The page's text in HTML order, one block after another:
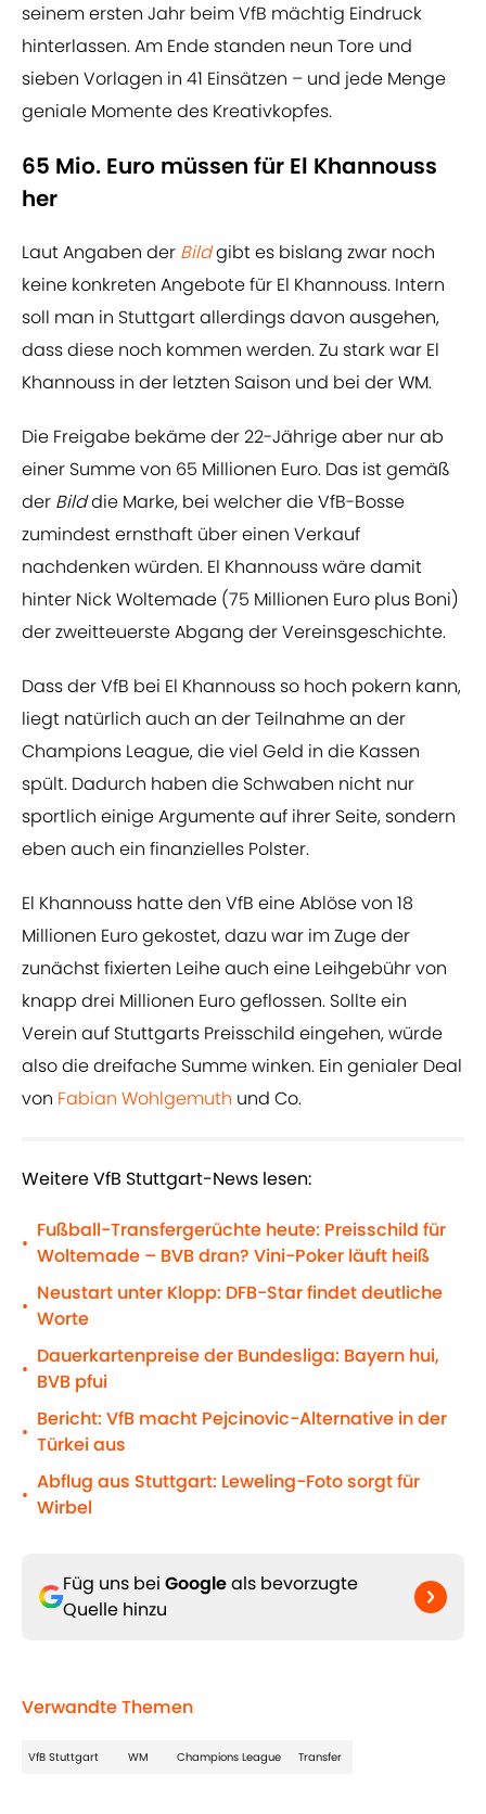
seinem ersten Jahr beim VfB mächtig Eindruck
hinterlassen. Am Ende standen neun Tore und
sieben Vorlagen in 41 Einsätzen – und jede Menge
geniale Momente des Kreativkopfes.
65 Mio. Euro müssen für El Khannouss
her
Laut Angaben der Bildgibt es bislang zwar noch
keine konkreten Angebote für El Khannouss. Intern
soll man in Stuttgart allerdings davon ausgehen,
dass diese noch kommen werden. Zu stark war El
Khannouss in der letzten Saison und bei der WM.
Die Freigabe bekäme der 22-Jährige aber nur ab
einer Summe von 65 Millionen Euro. Das ist gemäß
der Bilddie Marke, bei welcher die VfB-Bosse
zumindest ernsthaft über einen Verkauf
nachdenken würden. El Khannouss wäre damit
hinter Nick Woltemade (75 Millionen Euro plus Boni)
der zweitteuerste Abgang der Vereinsgeschichte.
Dass der VfB bei El Khannouss so hoch pokern kann,
liegt natürlich auch an der Teilnahme an der
Champions League, die viel Geld in die Kassen
spült. Dadurch haben die Schwaben nicht nur
sportlich einige Argumente auf ihrer Seite, sondern
eben auch ein finanzielles Polster.
El Khannouss hatte den VfB eine Ablöse von 18
Millionen Euro gekostet, dazu war im Zuge der
zunächst fixierten Leihe auch eine Leihgebühr von
knapp drei Millionen Euro geflossen. Sollte ein
Verein auf Stuttgarts Preisschild eingehen, würde
also die dreifache Summe winken. Ein genialer Deal
von Fabian Wohlgemuth und Co.
Weitere VfB Stuttgart-News lesen:
•
Fußball-Transfergerüchte heute: Preisschild für
Woltemade – BVB dran? Vini-Poker läuft heiß
•
Neustart unter Klopp: DFB-Star findet deutliche
Worte
•
Dauerkartenpreise der Bundesliga: Bayern hui,
BVB pfui
•
Bericht: VfB macht Pejcinovic-Alternative in der
Türkei aus
•
Abflug aus Stuttgart: Leweling-Foto sorgt für
Wirbel
Füg uns bei Googleals bevorzugte
Quelle hinzu
Verwandte Themen
VfB Stuttgart WM Champions League Transfer